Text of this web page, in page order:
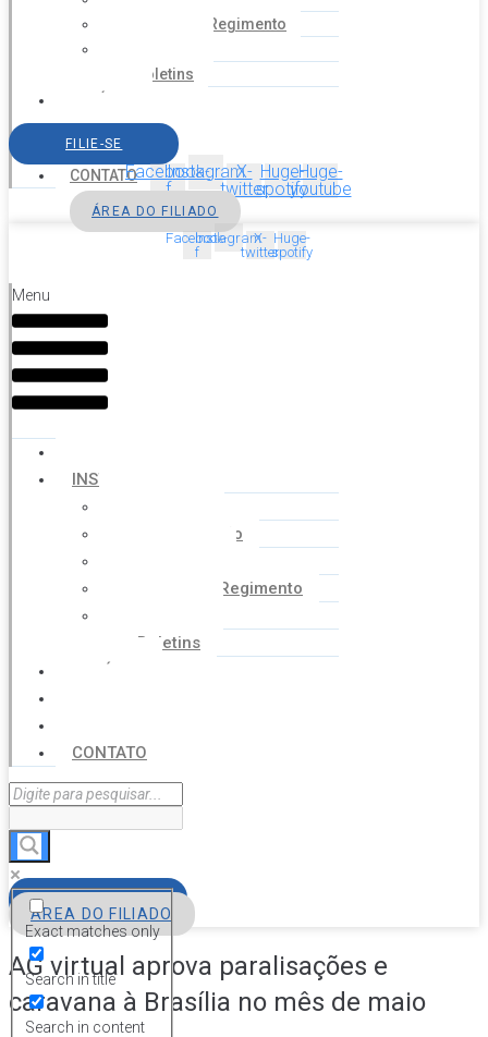
Estatuto e Regimento
Boletins
SERVIÇOS
AGENDA
CONTATO
FILIE-SE
Facebook-
f
InstagramX-
twitter
Huge-
spotify
Huge-
youtube
ÁREA DO FILIADO
Facebook-
f
InstagramX-
twitter
Huge-
spotify
Menu
INSTITUCIONAL
Coordenação
Estatuto e Regimento
Boletins
NOTÍCIAS
CONTATO
Exact matches only
Search in title
Search in content
ÁREA DO FILIADO
AG virtual aprova paralisações e
caravana à Brasília no mês de maio